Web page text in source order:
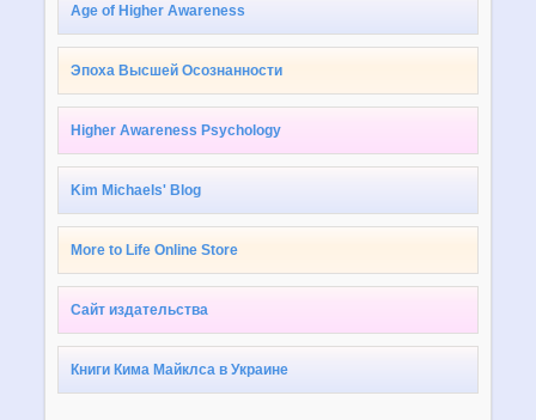
Age of Higher Awareness
Эпоха Высшей Осознанности
Higher Awareness Psychology
Kim Michaels' Blog
More to Life Online Store
Сайт издательства
Книги Кима Майклса в Украине